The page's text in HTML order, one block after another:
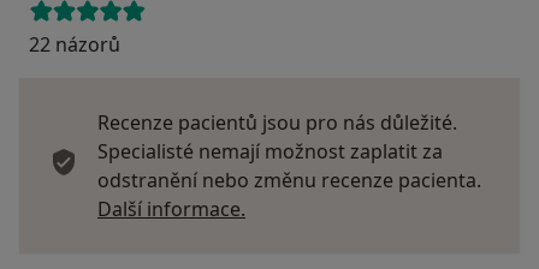
22 názorů
Recenze pacientů jsou pro nás důležité.
Specialisté nemají možnost zaplatit za
odstranění nebo změnu recenze pacienta.
Další informace.